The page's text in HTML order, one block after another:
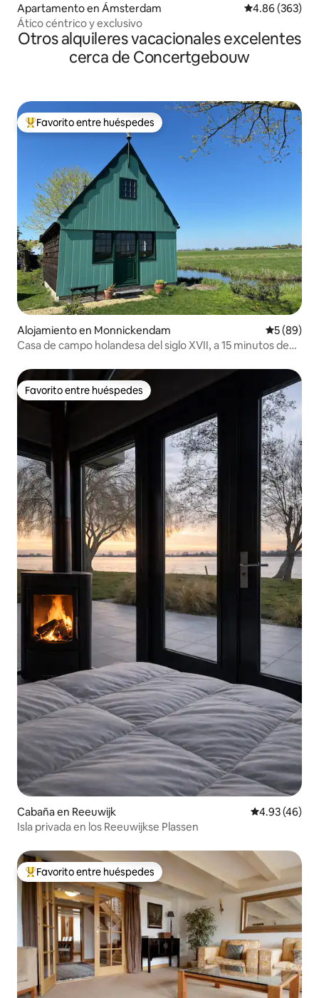
Apartamento en Ámsterdam Calificación
4.86 (363)
Ático céntrico y exclusivo
Otros alquileres vacacionales excelentes
cerca de Concertgebouw
Favorito entre huéspedes preferido
Favorito entre huéspedes
Alojamiento en Monnickendam
5 (89)
Casa de campo holandesa del siglo XVII, a 15 minutos de
Favorito entre huéspedes
Favorito entre huéspedes
Cabaña en Reeuwijk Calificación
4.93 (46)
Isla privada en los Reeuwijkse Plassen
Favorito entre huéspedes preferido
Favorito entre huéspedes